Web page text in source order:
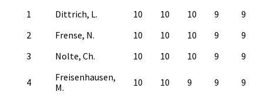
1
Dittrich, L. 10 10 10 9
9
2
Frense, N. 10 10 10 9
9
3
Nolte, Ch. 10 10 10 9 9
4
Freisenhausen,
M.
10 10 9 9 9